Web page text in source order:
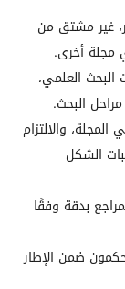
غير مشتق من
مجلة أخرى.
البحث العلمي،
البحث.
والالتزام
الشكل
بدقة وفقًا
ضمن الإطار